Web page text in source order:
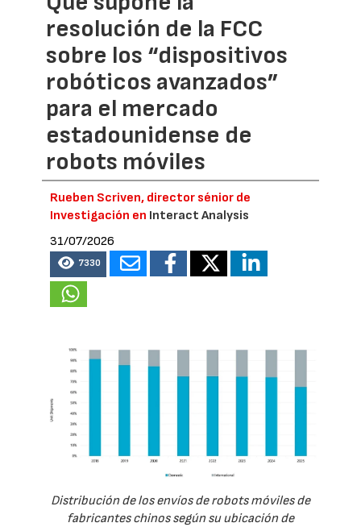
resolución de la FCC
sobre los “dispositivos
robóticos avanzados”
para el mercado
estadounidense de
robots móviles
Rueben Scriven, director sénior de
Investigación en Interact Analysis
31/07/2026
7330
Distribución de los envíos de robots móviles de
fabricantes chinos según su ubicación de